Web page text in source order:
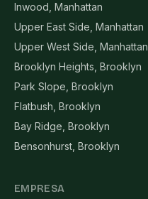
Inwood, Manhattan
Upper East Side, Manhattan
Upper West Side, Manhattan
Brooklyn Heights, Brooklyn
Park Slope, Brooklyn
Flatbush, Brooklyn
Bay Ridge, Brooklyn
Bensonhurst, Brooklyn
EMPRESA